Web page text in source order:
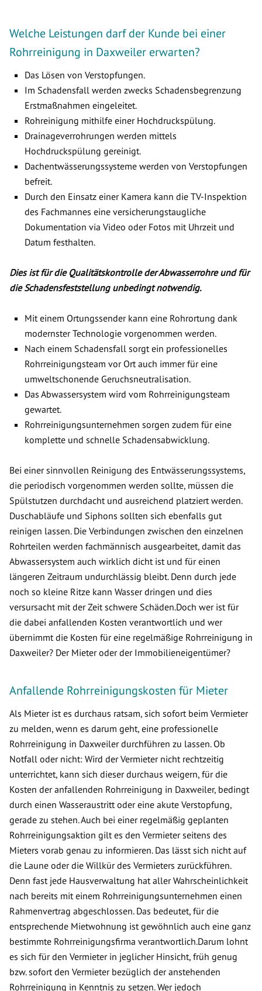
Welche Leistungen darf der Kunde bei einer
Rohrreinigung in Daxweiler erwarten?
Das Lösen von Verstopfungen.
Im Schadensfall werden zwecks Schadensbegrenzung
Erstmaßnahmen eingeleitet.
Rohreinigung mithilfe einer Hochdruckspülung.
Drainageverrohrungen werden mittels
Hochdruckspülung gereinigt.
Dachentwässerungssysteme werden von Verstopfungen
befreit.
Durch den Einsatz einer Kamera kann die TV-Inspektion
des Fachmannes eine versicherungstaugliche
Dokumentation via Video oder Fotos mit Uhrzeit und
Datum festhalten.
Dies ist für die Qualitätskontrolle der Abwasserrohre und für
die Schadensfeststellung unbedingt notwendig.
Mit einem Ortungssender kann eine Rohrortung dank
modernster Technologie vorgenommen werden.
Nach einem Schadensfall sorgt ein professionelles
Rohrreinigungsteam vor Ort auch immer für eine
umweltschonende Geruchsneutralisation.
Das Abwassersystem wird vom Rohrreinigungsteam
gewartet.
Rohrreinigungsunternehmen sorgen zudem für eine
komplette und schnelle Schadensabwicklung.
Bei einer sinnvollen Reinigung des Entwässerungssystems,
die periodisch vorgenommen werden sollte, müssen die
Spülstutzen durchdacht und ausreichend platziert werden.
Duschabläufe und Siphons sollten sich ebenfalls gut
reinigen lassen. Die Verbindungen zwischen den einzelnen
Rohrteilen werden fachmännisch ausgearbeitet, damit das
Abwassersystem auch wirklich dicht ist und für einen
längeren Zeitraum undurchlässig bleibt. Denn durch jede
noch so kleine Ritze kann Wasser dringen und dies
versursacht mit der Zeit schwere Schäden.Doch wer ist für
die dabei anfallenden Kosten verantwortlich und wer
übernimmt die Kosten für eine regelmäßige Rohrreinigung in
Daxweiler? Der Mieter oder der Immobilieneigentümer?
Anfallende Rohrreinigungskosten für Mieter
Als Mieter ist es durchaus ratsam, sich sofort beim Vermieter
zu melden, wenn es darum geht, eine professionelle
Rohrreinigung in Daxweiler durchführen zu lassen. Ob
Notfall oder nicht: Wird der Vermieter nicht rechtzeitig
unterrichtet, kann sich dieser durchaus weigern, für die
Kosten der anfallenden Rohrreinigung in Daxweiler, bedingt
durch einen Wasseraustritt oder eine akute Verstopfung,
gerade zu stehen. Auch bei einer regelmäßig geplanten
Rohrreinigungsaktion gilt es den Vermieter seitens des
Mieters vorab genau zu informieren. Das lässt sich nicht auf
die Laune oder die Willkür des Vermieters zurückführen.
Denn fast jede Hausverwaltung hat aller Wahrscheinlichkeit
nach bereits mit einem Rohrreinigungsunternehmen einen
Rahmenvertrag abgeschlossen. Das bedeutet, für die
entsprechende Mietwohnung ist gewöhnlich auch eine ganz
bestimmte Rohrreinigungsfirma verantwortlich.Darum lohnt
es sich für den Vermieter in jeglicher Hinsicht, früh genug
bzw. sofort den Vermieter bezüglich der anstehenden
Rohrreinigung in Kenntnis zu setzen. Wer jedoch